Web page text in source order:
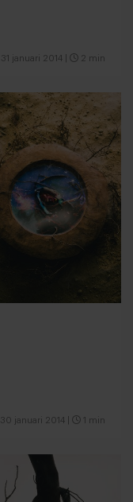
31 januari 2014 2 min
30 januari 2014 1 min